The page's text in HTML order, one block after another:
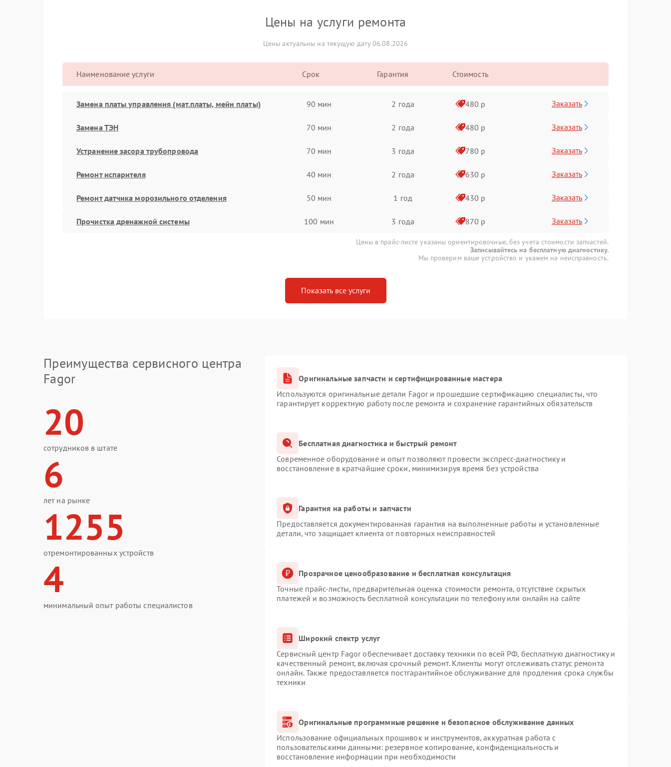
Цены на услуги ремонта
Цены актуальны на текущую дату 06.08.2026
Наименование услуги Срок Гарантия Стоимость
Замена платы управления (мат.платы, мейн платы) 90 мин 2 года 480 р Заказать
Замена ТЭН 70 мин 2 года 480 р Заказать
Устранение засора трубопровода 70 мин 3 года 780 р Заказать
Ремонт испарителя 40 мин 2 года 630 р Заказать
Ремонт датчика морозильного отделения 50 мин 1 год 430 р Заказать
Прочистка дренажной системы 100 мин 3 года 870 р Заказать
Цены в прайс-листе указаны ориентировочные, без учета стоимости запчастей.
Записывайтесь на бесплатную диагностику.
Мы проверим ваше устройство и укажем на неисправность.
Показать все услуги
Преимущества сервисного центра
Fagor
20
сотрудников в штате
6
лет на рынке
1255
отремонтированных устройств
4
минимальный опыт работы специалистов
Оригинальные запчасти и сертифицированные мастера
Используются оригинальные детали Fagor и прошедшие сертификацию специалисты, что
гарантирует корректную работу после ремонта и сохранение гарантийных обязательств
Бесплатная диагностика и быстрый ремонт
Современное оборудование и опыт позволяют провести экспресс-диагностику и
восстановление в кратчайшие сроки, минимизируя время без устройства
Гарантия на работы и запчасти
Предоставляется документированная гарантия на выполненные работы и установленные
детали, что защищает клиента от повторных неисправностей
Прозрачное ценообразование и бесплатная консультация
Точные прайс-листы, предварительная оценка стоимости ремонта, отсутствие скрытых
платежей и возможность бесплатной консультации по телефону или онлайн на сайте
Широкий спектр услуг
Сервисный центр Fagor обеспечивает доставку техники по всей РФ, бесплатную диагностику и
качественный ремонт, включая срочный ремонт. Клиенты могут отслеживать статус ремонта
онлайн. Также предоставляется постгарантийное обслуживание для продления срока службы
техники
Оригинальные программные решение и безопасное обслуживание данных
Использование официальных прошивок и инструментов, аккуратная работа с
пользовательскими данными: резервное копирование, конфиденциальность и
восстановление информации при необходимости